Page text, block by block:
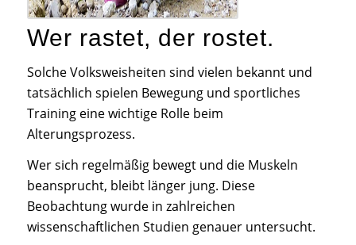
Wer rastet, der rostet.
Solche Volksweisheiten sind vielen bekannt und
tatsächlich spielen Bewegung und sportliches
Training eine wichtige Rolle beim
Alterungsprozess.
Wer sich regelmäßig bewegt und die Muskeln
beansprucht, bleibt länger jung. Diese
Beobachtung wurde in zahlreichen
wissenschaftlichen Studien genauer untersucht.